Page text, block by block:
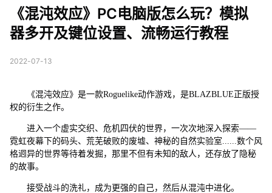
教程
《混沌效应》PC电脑版怎么玩？模拟
器多开及键位设置、流畅运行教程
2022-07-13
《混沌效应》是一款Roguelike动作游戏，是BLAZBLUE正版授
权的衍生之作。
进入一个虚实交织、危机四伏的世界，一次次地深入探索——
霓虹夜幕下的码头、荒芜破败的废墟、神秘的自然实验室......数个风
格迥异的世界等待着发掘，那里不但有未知的敌人，还存放了隐秘
的故事。
接受战斗的洗礼，成为更强的自己，然后从混沌中进化。